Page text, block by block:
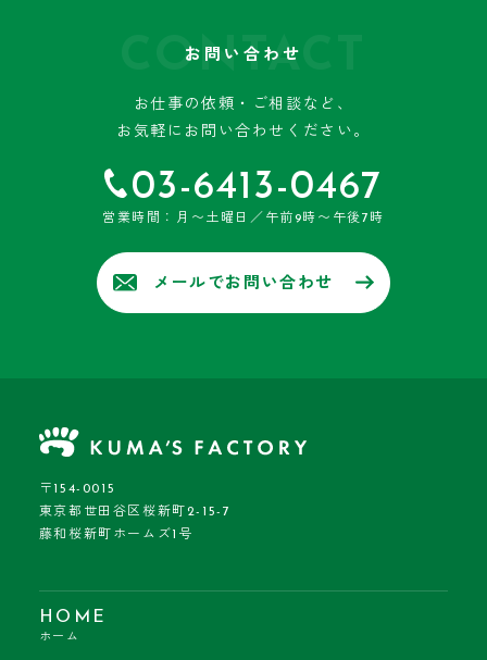
CONTACT
お問い合わせ
お仕事の依頼・ご相談など、
お気軽にお問い合わせください。
03-6413-0467
営業時間：月〜土曜日／午前9時〜午後7時
メールでお問い合わせ
〒154-0015
東京都世田谷区桜新町2-15-7
藤和桜新町ホームズ1号
HOME
ホーム